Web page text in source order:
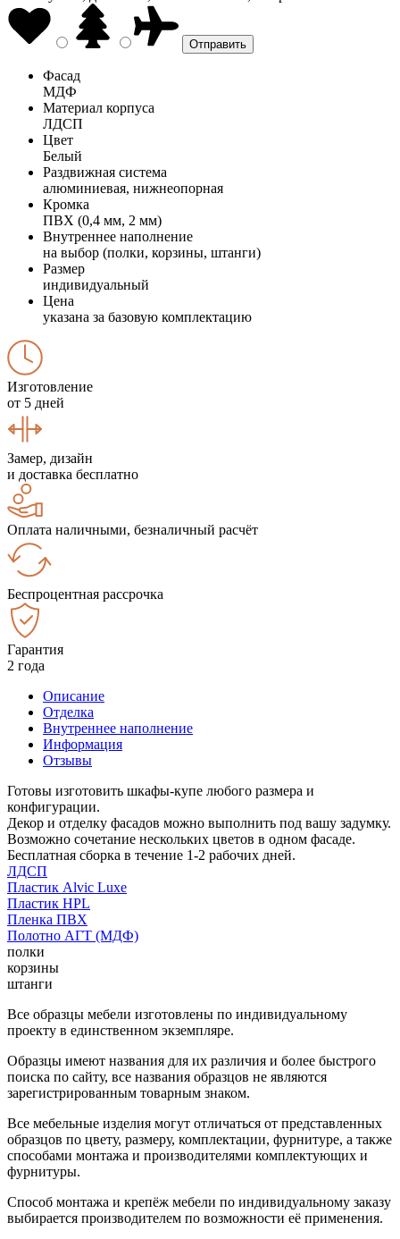
Фасад
МДФ
Материал корпуса
ЛДСП
Цвет
Белый
Раздвижная система
алюминиевая, нижнеопорная
Кромка
ПВХ (0,4 мм, 2 мм)
Внутреннее наполнение
на выбор (полки, корзины, штанги)
Размер
индивидуальный
Цена
указана за базовую комплектацию
Изготовление
от 5 дней
Замер, дизайн
и доставка бесплатно
Оплата наличными, безналичный расчёт
Беспроцентная рассрочка
Гарантия
2 года
Описание
Отделка
Внутреннее наполнение
Информация
Отзывы
Готовы изготовить шкафы-купе любого размера и
конфигурации.
Декор и отделку фасадов можно выполнить под вашу задумку.
Возможно сочетание нескольких цветов в одном фасаде.
Бесплатная сборка в течение 1-2 рабочих дней.
ЛДСП
Пластик Alvic Luxe
Пластик HPL
Пленка ПВХ
Полотно АГТ (МДФ)
полки
корзины
штанги
Все образцы мебели изготовлены по индивидуальному
проекту в единственном экземпляре.
Образцы имеют названия для их различия и более быстрого
поиска по сайту, все названия образцов не являются
зарегистрированным товарным знаком.
Все мебельные изделия могут отличаться от представленных
образцов по цвету, размеру, комплектации, фурнитуре, а также
способами монтажа и производителями комплектующих и
фурнитуры.
Способ монтажа и крепёж мебели по индивидуальному заказу
выбирается производителем по возможности её применения.